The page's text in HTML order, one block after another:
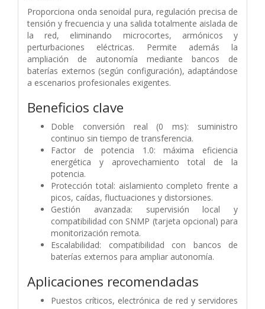
Proporciona onda senoidal pura, regulación precisa de
tensión y frecuencia y una salida totalmente aislada de
la red, eliminando microcortes, armónicos y
perturbaciones eléctricas. Permite además la
ampliación de autonomía mediante bancos de
baterías externos (según configuración), adaptándose
a escenarios profesionales exigentes.
Beneficios clave
Doble conversión real (0 ms): suministro
continuo sin tiempo de transferencia.
Factor de potencia 1.0: máxima eficiencia
energética y aprovechamiento total de la
potencia.
Protección total: aislamiento completo frente a
picos, caídas, fluctuaciones y distorsiones.
Gestión avanzada: supervisión local y
compatibilidad con SNMP (tarjeta opcional) para
monitorización remota.
Escalabilidad: compatibilidad con bancos de
baterías externos para ampliar autonomía.
Aplicaciones recomendadas
Puestos críticos, electrónica de red y servidores